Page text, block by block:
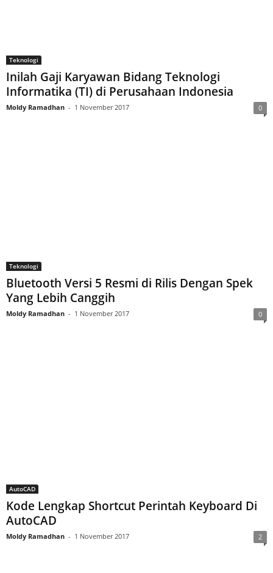
Teknologi
Inilah Gaji Karyawan Bidang Teknologi
Informatika (TI) di Perusahaan Indonesia
Moldy Ramadhan - 1 November 2017 0
Teknologi
Bluetooth Versi 5 Resmi di Rilis Dengan Spek
Yang Lebih Canggih
Moldy Ramadhan - 1 November 2017 0
AutoCAD
Kode Lengkap Shortcut Perintah Keyboard Di
AutoCAD
Moldy Ramadhan - 1 November 2017 2